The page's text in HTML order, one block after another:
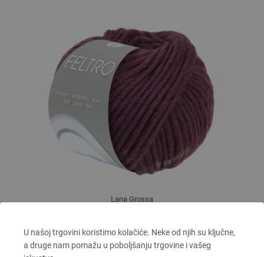
U našoj trgovini koristimo kolačiće. Neke od njih su ključne,
a druge nam pomažu u poboljšanju trgovine i vašeg
Lana Grossa
100 % Djevicavuna
Dužina: otprilike 50 m / 50 g
Većina igle: 8